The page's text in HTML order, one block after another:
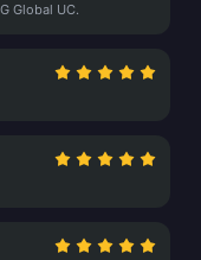
Global UC.